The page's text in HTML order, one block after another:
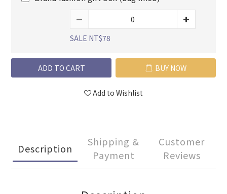
SALE NT$78
ADD TO CART BUY NOW
Add to Wishlist
Description
Shipping &
Payment
Customer
Reviews